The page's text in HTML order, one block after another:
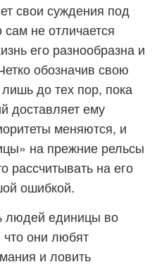
свои суждения под
не отличается
его разнообразна и
обозначив свою
до тех пор, пока
доставляет ему
меняются, и
на прежние рельсы
рассчитывать на его
ошибкой.
людей единицы во
что они любят
и ловить